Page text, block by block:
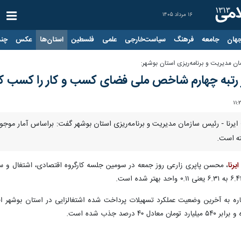
۱۶ مرداد ۱۴۰۵
جامعه فرهنگ سیاست‌خارجی علمی فلسطین استان‌ها عکس
مدیریت و برنامه‌ریزی استان بوشهر:
رتبه چهارم شاخص ملی فضای کسب و کار را کسب
ایرنا - رئیس سازمان مدیریت و برنامه‌ریزی استان بوشهر گفت: براساس آمار
است.
معادل ۴۰ درصد جذب شده است.